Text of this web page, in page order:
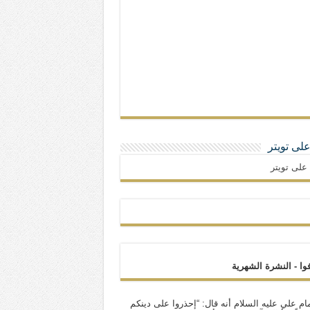
على تويتر
على تويتر
- النشرة الشهرية
علي عليه السلام أنه قال: “إحذروا على دينكم